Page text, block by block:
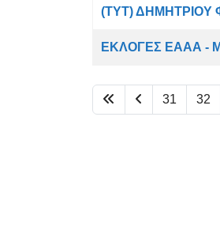
(ΤΥΤ) ΔΗΜΗΤΡΙΟΥ
ΕΚΛΟΓΕΣ ΕΑΑΑ -
31 32